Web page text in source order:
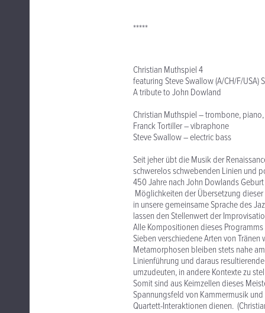
*****
Christian Muthspiel 4
featuring Steve Swallow (A/CH/F/USA)
A tribute to John Dowland
Christian Muthspiel – trombone,
Franck Tortiller – vibraphone
Steve Swallow – electric bass
Seit jeher übt die Musik der
schwerelos schwebenden Linien und
450 Jahre nach John Dowlands
Möglichkeiten der Übersetzung
in unsere gemeinsame Sprache des
lassen den Stellenwert der
Alle Kompositionen dieses
Sieben verschiedene Arten von
Metamorphosen bleiben stets nahe
Linienführung und daraus
umzudeuten, in andere Kontexte zu
Somit sind aus Keimzellen dieses
Spannungsfeld von Kammermusik
Quartett-Interaktionen dienen.